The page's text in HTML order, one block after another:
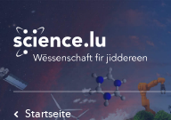
to
main
content
Startseite